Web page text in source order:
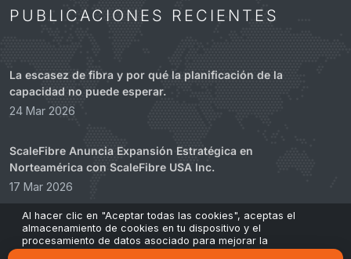
PUBLICACIONES RECIENTES
La escasez de fibra y por qué la planificación de la
capacidad no puede esperar.
24 Mar 2026
ScaleFibre Anuncia Expansión Estratégica en
Norteamérica con ScaleFibre USA Inc.
17 Mar 2026
ScaleFibre Abandona los Envases de Plástico por una
Alternativa Diseñada y Sostenible
Al hacer clic en "Aceptar todas las cookies", aceptas el
almacenamiento de cookies en tu dispositivo y el
procesamiento de datos asociado para mejorar la